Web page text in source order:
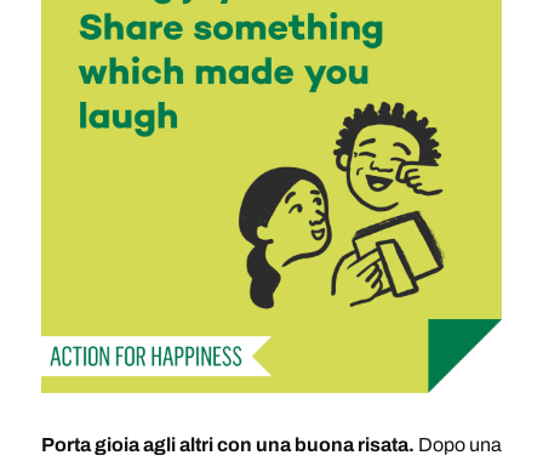
Porta gioia agli altri con una buona risata. Dopo una